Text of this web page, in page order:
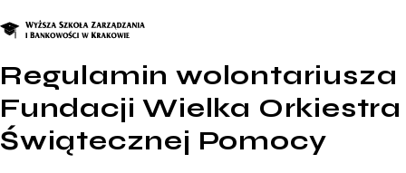
Regulamin wolontariusza
Fundacji Wielka Orkiestra
Świątecznej Pomocy